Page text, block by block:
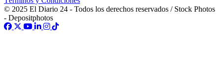
© 2025 El Diario 24 - Todos los derechos reservados / Stock Photos
- Depositphotos